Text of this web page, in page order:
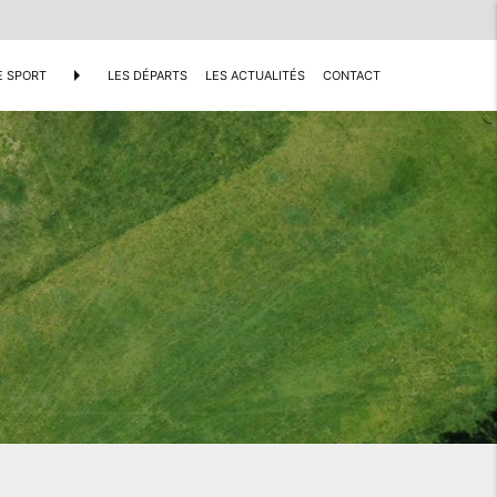
SPORT arrow_right LES DÉPARTS LES ACTUALITÉS CONTACT